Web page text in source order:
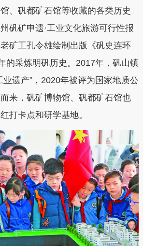
、矾都矿石馆等收藏的各类历史
矾矿申遗·工业文化旅游可行性报
矿工孔令雄绘制出版《矾史连环
的采炼明矾历史。2017年，矾山镇
业遗产”，2020年被评为国家地质公
来，矾矿博物馆、矾都矿石馆也
打卡点和研学基地。